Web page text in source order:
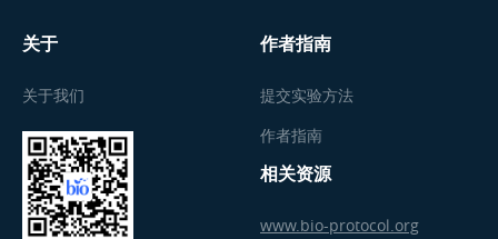
关于
关于我们
作者指南
提交实验方法
作者指南
相关资源
www.bio-protocol.org